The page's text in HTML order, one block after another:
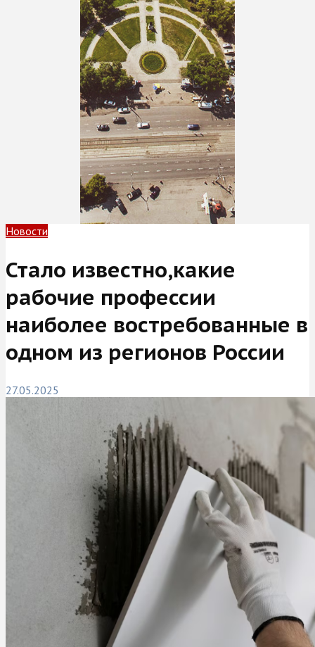
Новости
Стало известно,какие
рабочие профессии
наиболее востребованные в
одном из регионов России
27.05.2025